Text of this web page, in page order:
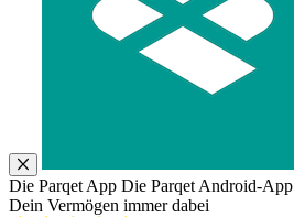
Die Parqet App Die Parqet Android-App
Dein Vermögen immer dabei